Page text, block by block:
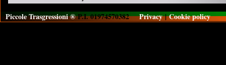
Piccole Trasgressioni ®P.I. 01974570382Privacy|Cookie policy